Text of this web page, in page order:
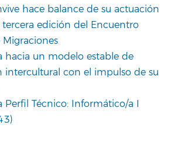
hace balance de su actuación
edición del Encuentro
Migraciones
hacia un modelo estable de
intercultural con el impulso de su
Perfil Técnico: Informático/a I